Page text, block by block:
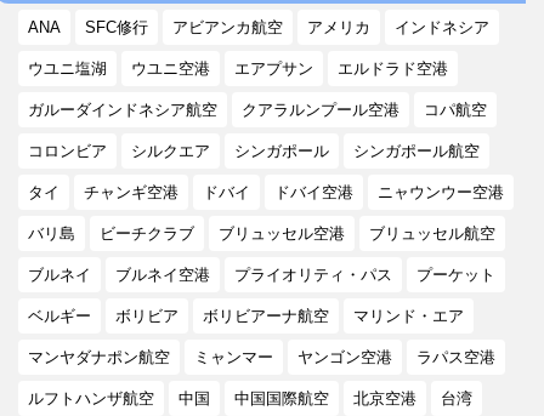
ANA SFC修行 アビアンカ航空 アメリカ インドネシア
ウユニ塩湖 ウユニ空港 エアプサン エルドラド空港
ガルーダインドネシア航空 クアラルンプール空港 コパ航空
コロンビア シルクエア シンガポール シンガポール航空
タイ チャンギ空港 ドバイ ドバイ空港 ニャウンウー空港
バリ島 ビーチクラブ ブリュッセル空港 ブリュッセル航空
ブルネイ ブルネイ空港 プライオリティ・パス プーケット
ベルギー ボリビア ボリビアーナ航空 マリンド・エア
マンヤダナポン航空 ミャンマー ヤンゴン空港 ラパス空港
ルフトハンザ航空 中国 中国国際航空 北京空港 台湾